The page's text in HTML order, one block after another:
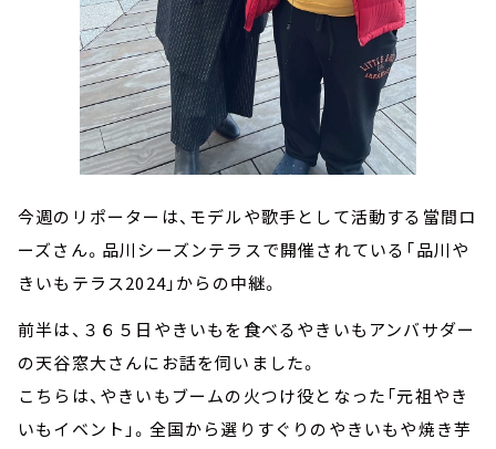
今週のリポーターは、モデルや歌手として活動する當間ロ
ーズさん。品川シーズンテラスで開催されている「品川や
きいもテラス2024」からの中継。
前半は、３６５日やきいもを食べるやきいもアンバサダー
の天谷窓大さんにお話を伺いました。
こちらは、やきいもブームの火つけ役となった「元祖やき
いもイベント」。全国から選りすぐりのやきいもや焼き芋